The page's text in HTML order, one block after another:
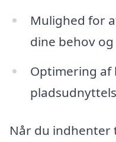
Mulighed for
dine behov
Optimering af
Når du indhenter